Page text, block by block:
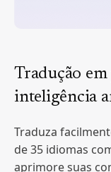
Tradução
inteligência
Traduza
de 35 idiomas
aprimore suas